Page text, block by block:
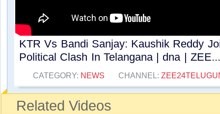
KTR Vs Bandi Sanjay: Kaushik Reddy
Political Clash In Telangana | dna |
CATEGORY: NEWS CHANNEL:
Related Videos